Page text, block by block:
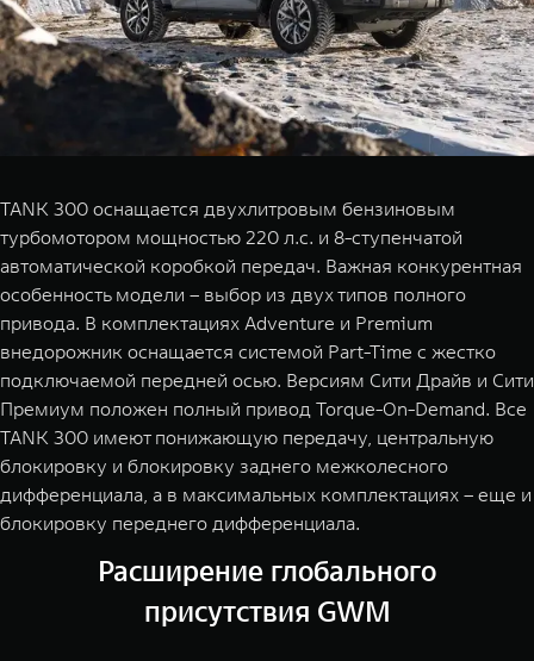
TANK 300 оснащается двухлитровым бензиновым
турбомотором мощностью 220 л.с. и 8-ступенчатой
автоматической коробкой передач. Важная конкурентная
особенность модели – выбор из двух типов полного
привода. В комплектациях Adventure и Premium
внедорожник оснащается системой Part-Time с жестко
подключаемой передней осью. Версиям Сити Драйв и Сити
Премиум положен полный привод Torque-On-Demand. Все
TANK 300 имеют понижающую передачу, центральную
блокировку и блокировку заднего межколесного
дифференциала, а в максимальных комплектациях – еще и
блокировку переднего дифференциала.
Расширение глобального
присутствия GWM